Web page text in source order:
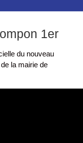
1er
du nouveau
la mairie de